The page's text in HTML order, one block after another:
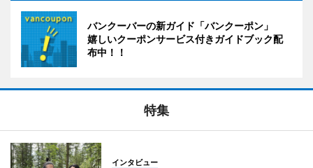
バンクーバーの新ガイド「バンクーポン」
嬉しいクーポンサービス付きガイドブック配
布中！！
特集
インタビュー